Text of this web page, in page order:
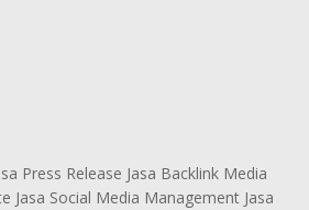
Press Release Jasa Backlink Media
Jasa Social Media Management Jasa